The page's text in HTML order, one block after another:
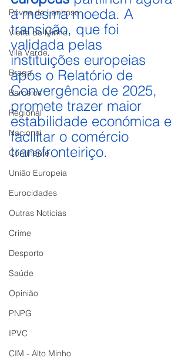
Póvoa de Lanhoso
Vieira do Minho
Vila Verde
Braga
Barcelos
Regional
Nacional
Continente
União Europeia
Eurocidades
Outras Notícias
Crime
Desporto
Saúde
Opinião
PNPG
IPVC
CIM - Alto Minho
a mesma moeda. A
transição, que foi
validada pelas
instituições europeias
após o Relatório de
Convergência de 2025,
promete trazer maior
estabilidade económica e
facilitar o comércio
transfronteiriço.